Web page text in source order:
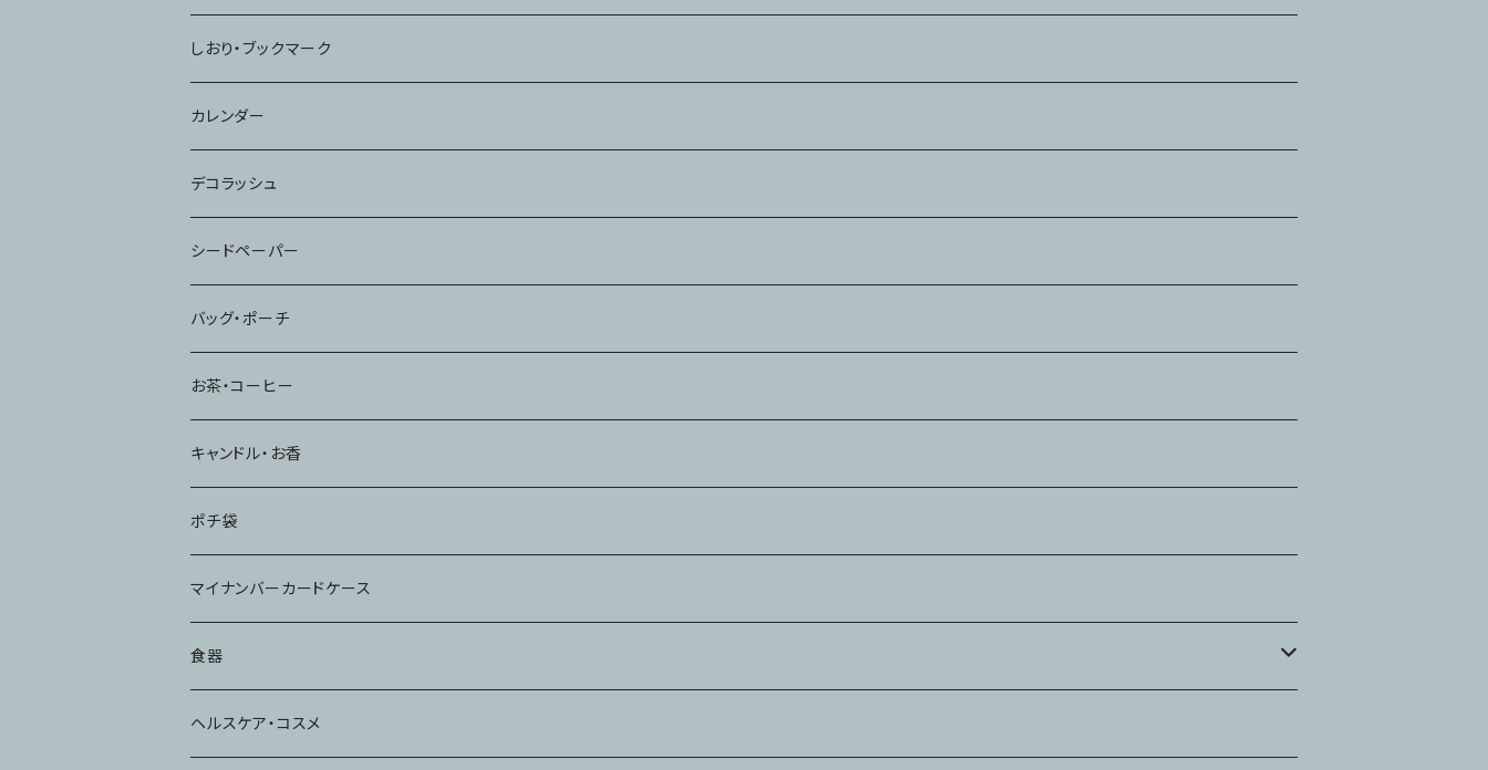
しおり・ブックマーク
カレンダー
デコラッシュ
シードペーパー
バッグ・ポーチ
お茶・コーヒー
キャンドル・お香
ポチ袋
マイナンバーカードケース
食器
コップ
ヘルスケア・コスメ